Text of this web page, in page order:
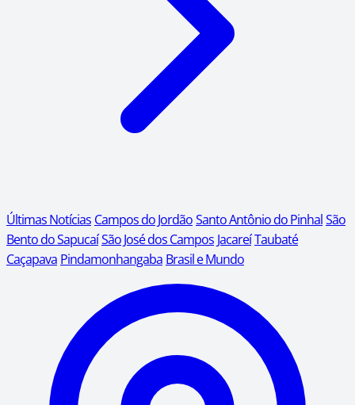
Últimas Notícias Campos do JordãoSanto Antônio do PinhalSão
Bento do SapucaíSão José dos Campos JacareíTaubaté
Caçapava Pindamonhangaba Brasil e Mundo